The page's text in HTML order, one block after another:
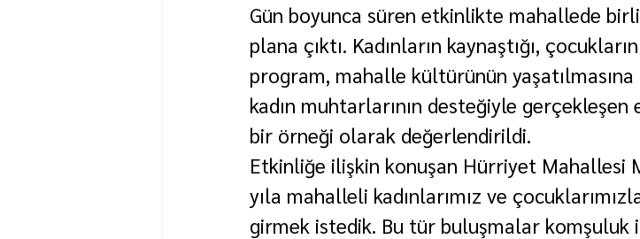
Gün boyunca süren etkinlikte mahallede
plana çıktı. Kadınların kaynaştığı,
program, mahalle kültürünün yaşatılmasına
kadın muhtarlarının desteğiyle gerçekleşen
bir örneği olarak değerlendirildi.
Etkinliğe ilişkin konuşan Hürriyet Mahallesi
yıla mahalleli kadınlarımız ve
girmek istedik. Bu tür buluşmalar komşuluk